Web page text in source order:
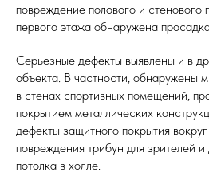
повреждение полового и стенового
первого этажа обнаружена
Серьезные дефекты выявлены и в
объекта. В частности, обнаружены
в стенах спортивных помещений,
покрытием металлических
дефекты защитного покрытия
повреждения трибун для зрителей
потолка в холле.